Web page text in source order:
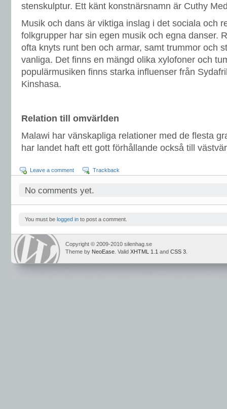
stenskulptur. Ett känt konstnärsnamn är Cuthy
Musik och dans är viktiga inslag i det sociala och
folkgrupper har sin egen musik och egna danser.
ofta knyts runt ben och armar, samt trummor och
vanliga. Det finns en mängd olika xylofoner och
populärmusiken finns starka influenser från
Kinshasa.
Relation till omvärlden
Malawi har vänskapliga relationer med de flesta
har landet haft ett gott förhållande också till
Leave a comment Trackback
No comments yet.
You must be logged in to post a comment.
Copyright © 2009-2010 silenhag.se
Theme by NeoEase . Valid XHTML 1.1 and CSS 3